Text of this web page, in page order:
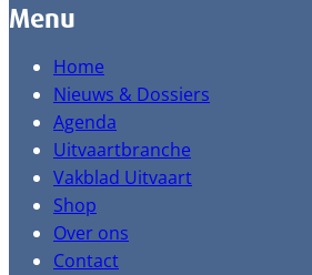
Menu
Home
Nieuws & Dossiers
Agenda
Uitvaartbranche
Vakblad Uitvaart
Shop
Over ons
Contact